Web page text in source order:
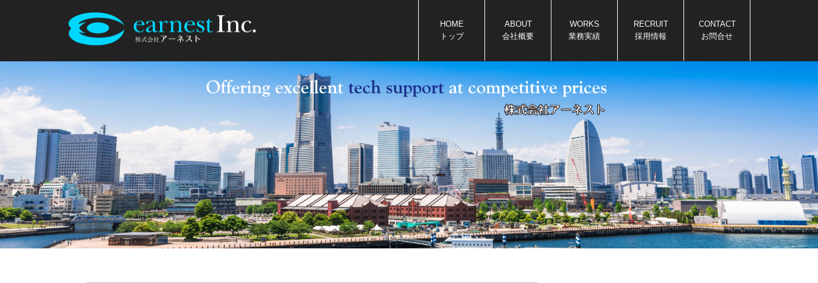
HOME
トップ
ABOUT
会社概要
WORKS
業務実績
RECRUIT
採用情報
CONTACT
お問合せ